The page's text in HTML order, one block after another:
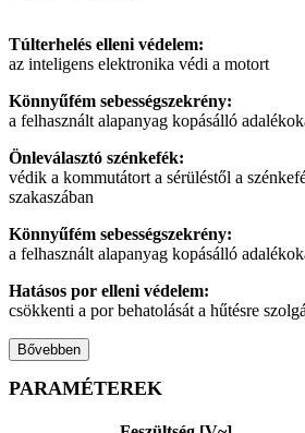
Túlterhelés elleni védelem:
az inteligens elektronika védi a motort
Könnyűfém sebességszekrény:
a felhasznált alapanyag kopásálló
Önleválasztó szénkefék:
védik a kommutátort a sérüléstől a
szakaszában
Könnyűfém sebességszekrény:
a felhasznált alapanyag kopásálló
Hatásos por elleni védelem:
csökkenti a por behatolását a hűtésre
Bővebben
PARAMÉTEREK